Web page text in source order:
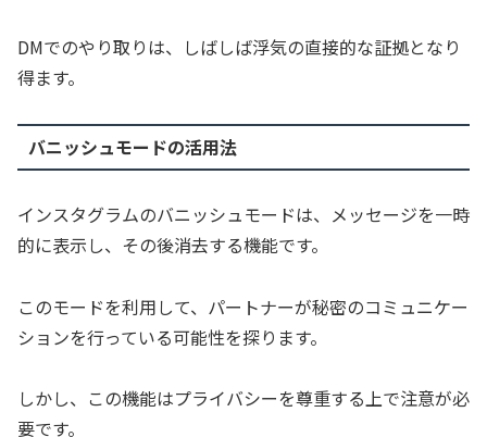
DMでのやり取りは、しばしば浮気の直接的な証拠となり
得ます。
バニッシュモードの活用法
インスタグラムのバニッシュモードは、メッセージを一時
的に表示し、その後消去する機能です。
このモードを利用して、パートナーが秘密のコミュニケー
ションを行っている可能性を探ります。
しかし、この機能はプライバシーを尊重する上で注意が必
要です。